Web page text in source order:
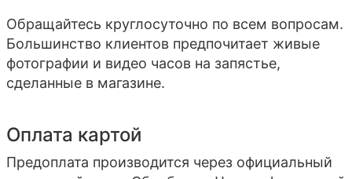
Обращайтесь круглосуточно по всем вопросам.
Большинство клиентов предпочитает живые
фотографии и видео часов на запястье,
сделанные в магазине.
Оплата картой
Предоплата производится через официальный